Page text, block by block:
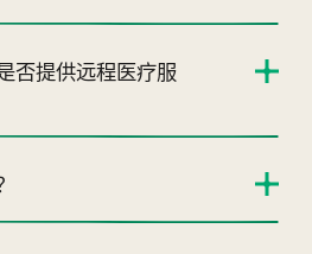
否提供远程医疗服